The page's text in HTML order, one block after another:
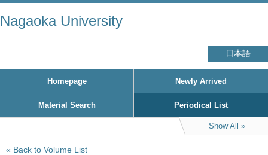
Nagaoka University
日本語
Homepage Newly Arrived
Material Search Periodical List
Show All
Back to Volume List